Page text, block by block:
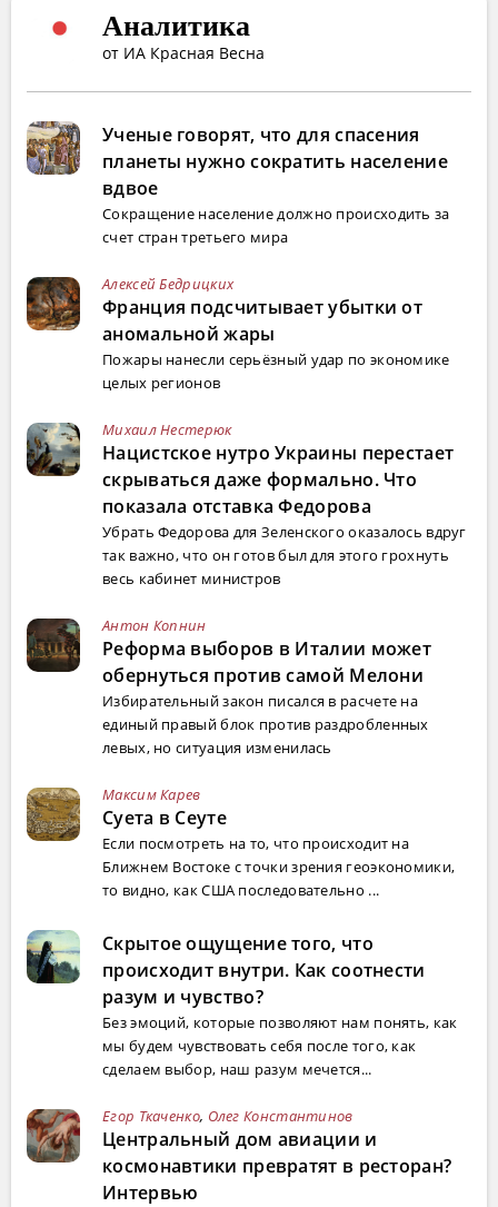
Аналитика
от ИА Красная Весна
Ученые говорят, что для спасения
планеты нужно сократить население
вдвое
Сокращение население должно происходить за
счет стран третьего мира
Алексей Бедрицких
Франция подсчитывает убытки от
аномальной жары
Пожары нанесли серьёзный удар по экономике
целых регионов
Михаил Нестерюк
Нацистское нутро Украины перестает
скрываться даже формально. Что
показала отставка Федорова
Убрать Федорова для Зеленского оказалось вдруг
так важно, что он готов был для этого грохнуть
весь кабинет министров
Антон Копнин
Реформа выборов в Италии может
обернуться против самой Мелони
Избирательный закон писался в расчете на
единый правый блок против раздробленных
левых, но ситуация изменилась
Максим Карев
Суета в Сеуте
Если посмотреть на то, что происходит на
Ближнем Востоке с точки зрения геоэкономики,
то видно, как США последовательно ...
Скрытое ощущение того, что
происходит внутри. Как соотнести
разум и чувство?
Без эмоций, которые позволяют нам понять, как
мы будем чувствовать себя после того, как
сделаем выбор, наш разум мечется...
Егор Ткаченко, Олег Константинов
Центральный дом авиации и
космонавтики превратят в ресторан?
Интервью